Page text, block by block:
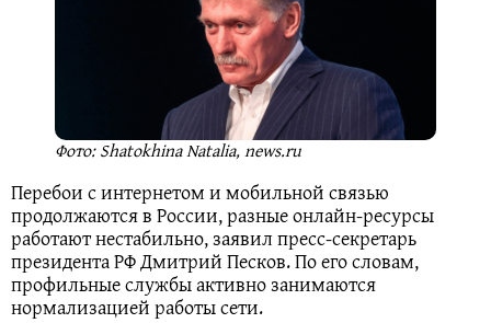
Фото: Shatokhina Natalia, news.ru
Перебои с интернетом и мобильной связью
продолжаются в России, разные онлайн-ресурсы
работают нестабильно, заявил пресс-секретарь
президента РФ Дмитрий Песков. По его словам,
профильные службы активно занимаются
нормализацией работы сети.